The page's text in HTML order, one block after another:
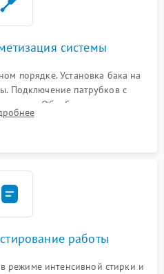
системы
порядке. Установка бака на
Подключение патрубков с
Обработка стыков
возможных протечек воды.
работы
режиме интенсивной стирки и